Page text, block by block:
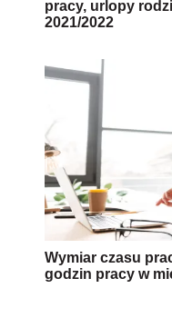
pracy, urlopy
2021/2022
Wymiar czasu
godzin pracy w